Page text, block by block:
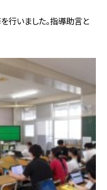
行いました。指導助言と